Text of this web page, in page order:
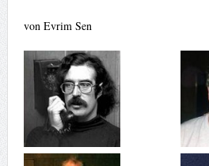
von Evrim Sen